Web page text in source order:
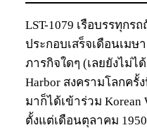
LST-1079 เรือบรรทุกรถ
ประกอบเสร็จเดือนเม
ภารกิจใดๆ (เลยยังไม่ไ
Harbor สงครามโลกค
มาก็ได้เข้าร่วม Korean
ตั้งแต่เดือนตุลาคม